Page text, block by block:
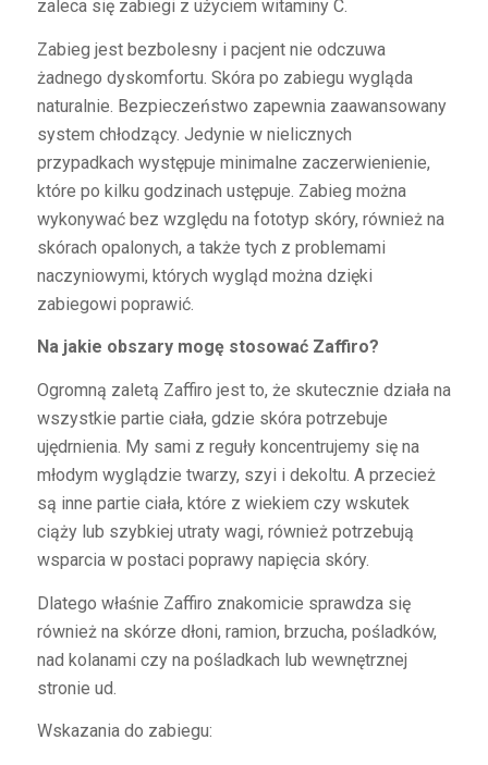
zaleca się zabiegi z użyciem witaminy C.
Zabieg jest bezbolesny i pacjent nie odczuwa
żadnego dyskomfortu. Skóra po zabiegu wygląda
naturalnie. Bezpieczeństwo zapewnia zaawansowany
system chłodzący. Jedynie w nielicznych
przypadkach występuje minimalne zaczerwienienie,
które po kilku godzinach ustępuje. Zabieg można
wykonywać bez względu na fototyp skóry, również na
skórach opalonych, a także tych z problemami
naczyniowymi, których wygląd można dzięki
zabiegowi poprawić.
Na jakie obszary mogę stosować Zaffiro?
Ogromną zaletą Zaffiro jest to, że skutecznie działa na
wszystkie partie ciała, gdzie skóra potrzebuje
ujędrnienia. My sami z reguły koncentrujemy się na
młodym wyglądzie twarzy, szyi i dekoltu. A przecież
są inne partie ciała, które z wiekiem czy wskutek
ciąży lub szybkiej utraty wagi, również potrzebują
wsparcia w postaci poprawy napięcia skóry.
Dlatego właśnie Zaffiro znakomicie sprawdza się
również na skórze dłoni, ramion, brzucha, pośladków,
nad kolanami czy na pośladkach lub wewnętrznej
stronie ud.
Wskazania do zabiegu: